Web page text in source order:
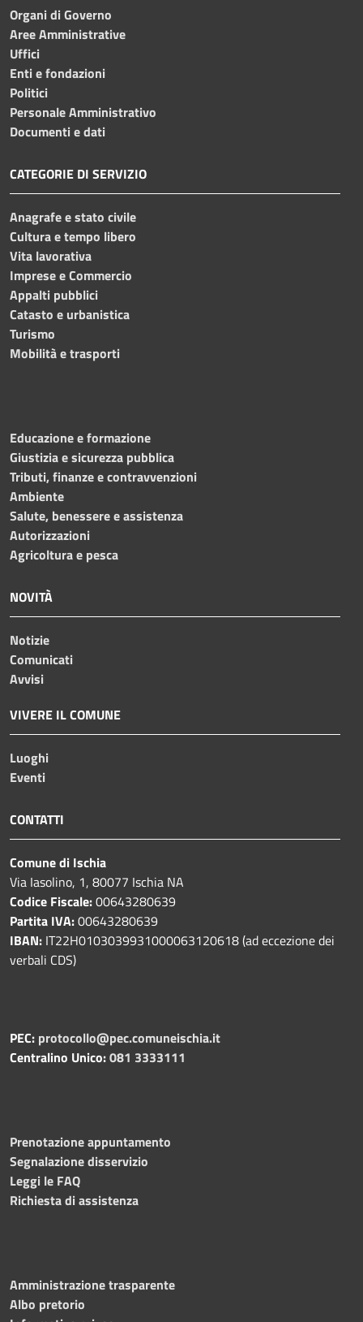
Organi di Governo
Aree Amministrative
Uffici
Enti e fondazioni
Politici
Personale Amministrativo
Documenti e dati
CATEGORIE DI SERVIZIO
Anagrafe e stato civile
Cultura e tempo libero
Vita lavorativa
Imprese e Commercio
Appalti pubblici
Catasto e urbanistica
Turismo
Mobilità e trasporti
Educazione e formazione
Giustizia e sicurezza pubblica
Tributi, finanze e contravvenzioni
Ambiente
Salute, benessere e assistenza
Autorizzazioni
Agricoltura e pesca
NOVITÀ
Notizie
Comunicati
Avvisi
VIVERE IL COMUNE
Luoghi
Eventi
CONTATTI
Comune di Ischia
Via Iasolino, 1, 80077 Ischia NA
Codice Fiscale:00643280639
Partita IVA:00643280639
IBAN: IT22H0103039931000063120618 (ad eccezione dei
verbali CDS)
PEC: protocollo@pec.comuneischia.it
Centralino Unico:081 3333111
Prenotazione appuntamento
Segnalazione disservizio
Leggi le FAQ
Richiesta di assistenza
Amministrazione trasparente
Albo pretorio